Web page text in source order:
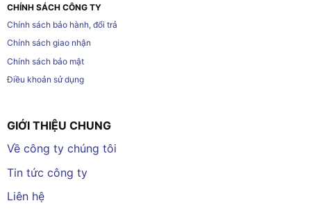
CHÍNH SÁCH CÔNG TY
Chính sách bảo hành, đổi trả
Chính sách giao nhận
Chính sách bảo mật
Điều khoản sử dụng
GIỚI THIỆU CHUNG
Về công ty chúng tôi
Tin tức công ty
Liên hệ